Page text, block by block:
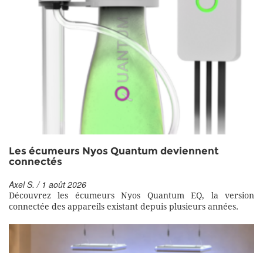
Les écumeurs Nyos Quantum deviennent
connectés
Axel S. / 1 août 2026
Découvrez les écumeurs Nyos Quantum EQ, la version
connectée des appareils existant depuis plusieurs années.